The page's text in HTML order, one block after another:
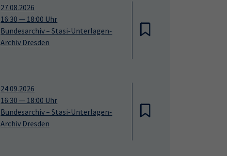
27.08.2026
16:30 — 18:00 Uhr
Bundesarchiv – Stasi-Unterlagen-
Archiv Dresden
24.09.2026
16:30 — 18:00 Uhr
Bundesarchiv – Stasi-Unterlagen-
Archiv Dresden